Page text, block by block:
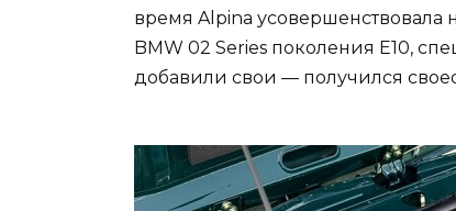
время Alpina
BMW 02 Series поколения E10,
добавили свои — получился